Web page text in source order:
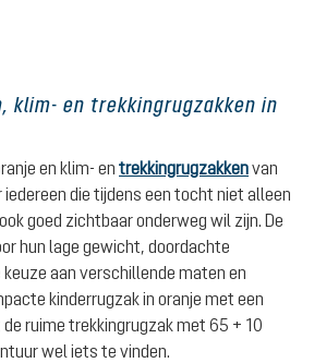
klim- en trekkingrugzakken in
en klim- en trekkingrugzakkenvan
die tijdens een tocht niet alleen
goed zichtbaar onderweg wil zijn. De
hun lage gewicht, doordachte
aan verschillende maten en
kinderrugzak in oranje met een
ruime trekkingrugzak met 65 + 10
wel iets te vinden.